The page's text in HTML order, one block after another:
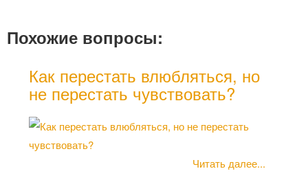
Похожие вопросы:
Как перестать влюбляться, но
не перестать чувствовать?
Читать далее...